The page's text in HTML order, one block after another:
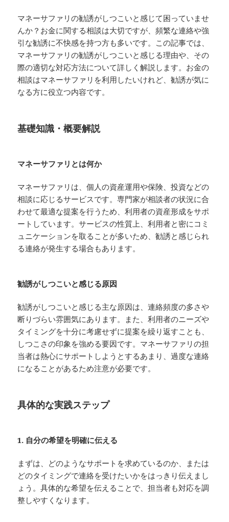
マネーサファリの勧誘がしつこいと感じて困っていませ
んか？お金に関する相談は大切ですが、頻繁な連絡や強
引な勧誘に不快感を持つ方も多いです。この記事では、
マネーサファリの勧誘がしつこいと感じる理由や、その
際の適切な対応方法について詳しく解説します。お金の
相談はマネーサファリを利用したいけれど、勧誘が気に
なる方に役立つ内容です。
基礎知識・概要解説
マネーサファリとは何か
マネーサファリは、個人の資産運用や保険、投資などの
相談に応じるサービスです。専門家が相談者の状況に合
わせて最適な提案を行うため、利用者の資産形成をサポ
ートしています。サービスの性質上、利用者と密にコミ
ュニケーションを取ることが多いため、勧誘と感じられ
る連絡が発生する場合もあります。
勧誘がしつこいと感じる原因
勧誘がしつこいと感じる主な原因は、連絡頻度の多さや
断りづらい雰囲気にあります。また、利用者のニーズや
タイミングを十分に考慮せずに提案を繰り返すことも、
しつこさの印象を強める要因です。マネーサファリの担
当者は熱心にサポートしようとするあまり、過度な連絡
になることがあるため注意が必要です。
具体的な実践ステップ
1. 自分の希望を明確に伝える
まずは、どのようなサポートを求めているのか、または
どのタイミングで連絡を受けたいかをはっきり伝えまし
ょう。具体的な希望を伝えることで、担当者も対応を調
整しやすくなります。